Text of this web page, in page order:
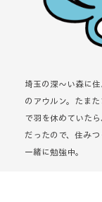
埼玉の深〜い森に
のアウルン。たま
で羽を休めていた
だったので、住み
一緒に勉強中。